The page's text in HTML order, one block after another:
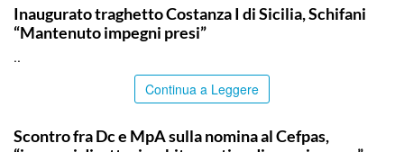
Inaugurato traghetto Costanza I di Sicilia, Schifani
“Mantenuto impegni presi”
..
Continua a Leggere
Scontro fra Dc e MpA sulla nomina al Cefpas,